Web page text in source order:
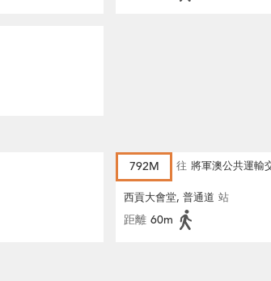
792M 往 將軍澳公共運輸
西貢大會堂, 普通道 站
距離 60m